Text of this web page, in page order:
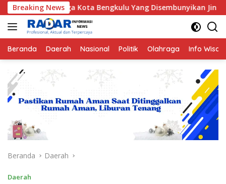
Langsung
ke
konten
Breaking News
Bengkulu Yang Disembunyikan Jin di Belakang Pohon
Beranda Daerah Nasional Politik Olahraga Info
Beranda Daerah
Daerah